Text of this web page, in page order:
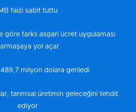
faizi sabit tuttu
göre farklı asgari ücret uygulaması
yol açar
milyon dolara geriledi
tarımsal üretimin geleceğini tehdit
ediyor